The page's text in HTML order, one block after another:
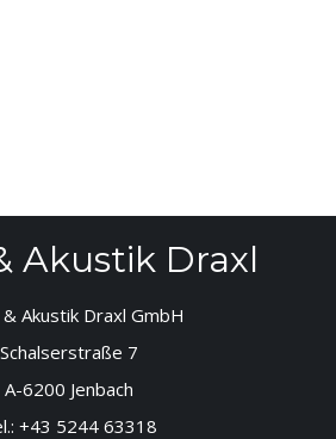
Akustik Draxl
Akustik Draxl GmbH
Schalserstraße 7
A-6200 Jenbach
+43 5244 63318